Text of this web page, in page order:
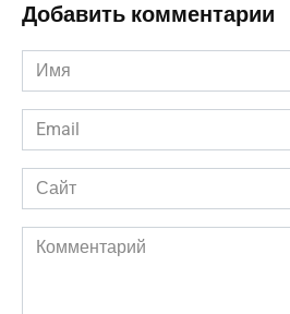
Добавить комментарии
Имя
*
Email
*
Сайт
Комментарий